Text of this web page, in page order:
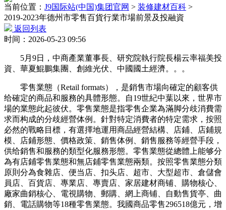
当前位置： J9国际站(中国)集团官网 > 装修建材百科 >
2019-2023年德州市零售百貨行業市場前景及投融資
返回列表
时间：2026-05-23 09:56
5月9日，中商產業董事長、研究院執行院長楊云率福美投
資、華夏鯤鵬集團、創維光伏、中國國土經濟。。。
零售業態（Retail formats），是銷售市場向確定的顧客供
给確定的商品和服務的具體形態。自19世紀中葉以來，世界市
場的業態此起彼伏。零售業態是指零售企業為滿脚分歧消費需
求而构成的分歧經營体例。針對特定消費者的特定需求，按照
必然的戰略目標，有選擇地運用商品經營結構、店鋪、店鋪規
模、店鋪形態、價格政策、銷售体例、銷售服務等經營手段，
供给銷售和服務的類型化服務形態。零售業態從總體上能够分
為有店鋪零售業態和無店鋪零售業態兩類。按照零售業態分類
原則分為食雜店、便当店、扣头店、超市、大型超市、倉儲會
員店、百貨店、專業店、專賣店、家居建材商铺、購物核心、
廠家曲銷核心、電視購物、郵購、網上商铺、自動售貨亭、曲
銷、電話購物等18種零售業態。我國商品零售296518億元，增